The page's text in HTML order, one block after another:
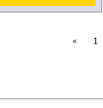
« 1